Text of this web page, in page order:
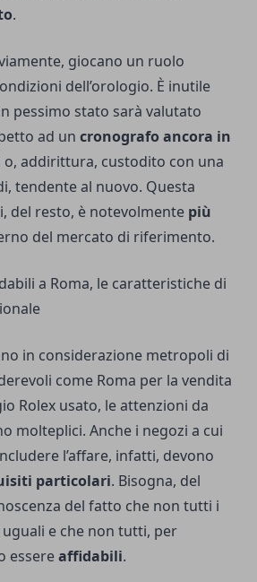
.
giocano un ruolo
dell’orologio. È inutile
pessimo stato sarà valutato
ad un cronografo ancora in
o, addirittura, custodito con una
tendente al nuovo. Questa
del resto, è notevolmente più
del mercato di riferimento.
a Roma, le caratteristiche di
in considerazione metropoli di
come Roma per la vendita
Rolex usato, le attenzioni da
molteplici. Anche i negozi a cui
l’affare, infatti, devono
particolari. Bisogna, del
del fatto che non tutti i
e che non tutti, per
essereaffidabili.